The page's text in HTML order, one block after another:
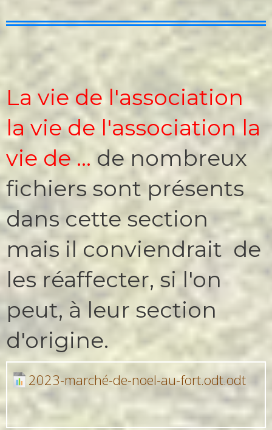
La vie de l'association
la vie de l'association la
vie de ... de nombreux
fichiers sont présents
dans cette section
mais il conviendrait de
les réaffecter, si l'on
peut, à leur section
d'origine.
2023-marché-de-noel-au-fort.odt.odt